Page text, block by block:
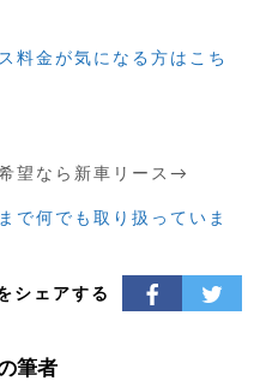
料金が気になる方はこち
望なら新車リース→
で何でも取り扱っていま
シェアする
筆者